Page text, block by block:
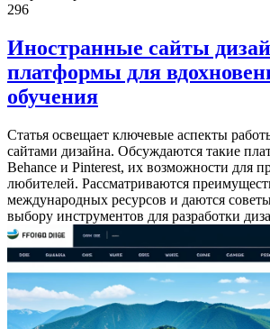
296
Иностранные сайты
платформы для
обучения
Статья освещает ключевые аспекты
сайтами дизайна. Обсуждаются такие
Behance и Pinterest, их возможности для
любителей. Рассматриваются
международных ресурсов и даются
выбору инструментов для разработки